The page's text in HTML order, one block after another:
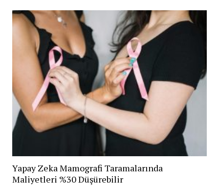
Yapay Zeka Mamografi Taramalarında
Maliyetleri %30 Düşürebilir